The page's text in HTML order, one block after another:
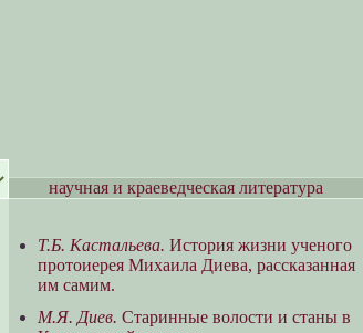
научная и краеведческая литература
Т.Б. Кастальева. История жизни ученого
протоиерея Михаила Диева, рассказанная
им самим.
М.Я. Диев. Старинные волости и станы в